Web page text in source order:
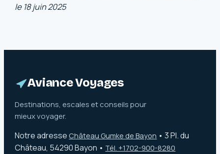
le 18 juin 2025
Aviance Voyages
Destinations, escales et conseils pour
mieux voyager.
Notre adresse Château Gumke de Bayon •3 Pl. du
Château, 54290 Bayon • Tél. +1702-900-8280